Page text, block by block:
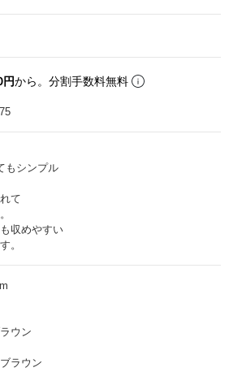
円から。分割手数料無料
もシンプル
て
収めやすい
。
ウン
ラウン